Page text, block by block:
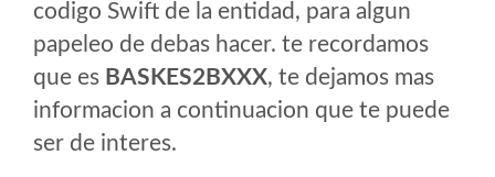
codigo Swift de la entidad, para algun
papeleo de debas hacer. te recordamos
que es BASKES2BXXX, te dejamos mas
informacion a continuacion que te puede
ser de interes.